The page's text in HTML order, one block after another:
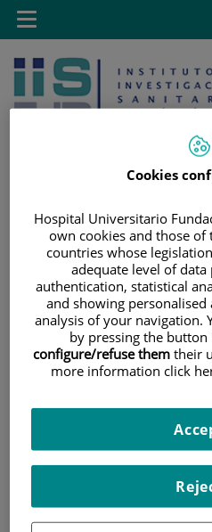
Saltar al contenido
contenido
Selector
Buscar
Toggle
navigation
UNIDADES DE
|ESTUDIO ALEATORIZADO,
EFICACIA YSEGURIDAD DE
CON COVID-19 SEVERO
Cookies
Hospital Universitario
own cookies and those of
countries whose
adequate level of
authentication, statistical
and showing
analysis of your navigation.
by pressing the button
configure/refuse them their
more information click